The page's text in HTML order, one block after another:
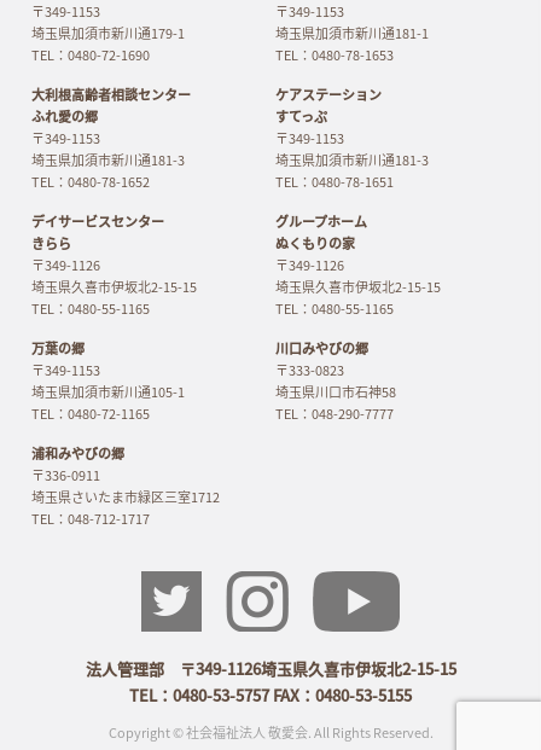
〒349-1153
埼玉県加須市新川通179-1
TEL：0480-72-1690
〒349-1153
埼玉県加須市新川通181-1
TEL：0480-78-1653
大利根高齢者相談センター
ふれ愛の郷
〒349-1153
埼玉県加須市新川通181-3
TEL：0480-78-1652
ケアステーション
すてっぷ
〒349-1153
埼玉県加須市新川通181-3
TEL：0480-78-1651
デイサービスセンター
きらら
〒349-1126
埼玉県久喜市伊坂北2-15-15
TEL：0480-55-1165
グループホーム
ぬくもりの家
〒349-1126
埼玉県久喜市伊坂北2-15-15
TEL：0480-55-1165
万葉の郷
〒349-1153
埼玉県加須市新川通105-1
TEL：0480-72-1165
川口みやびの郷
〒333-0823
埼玉県川口市石神58
TEL：048-290-7777
浦和みやびの郷
〒336-0911
埼玉県さいたま市緑区三室1712
TEL：048-712-1717
法人管理部 〒349-1126埼玉県久喜市伊坂北2-15-15
TEL：0480-53-5757 FAX：0480-53-5155
Copyright © 社会福祉法人 敬愛会. All Rights Reserved.